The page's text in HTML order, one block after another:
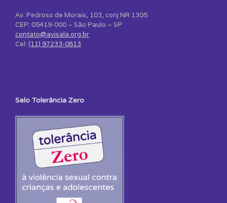
Av. Pedroso de Morais, 103, conj NR 1305
CEP: 05419-000 – São Paulo – SP
contato@avisala.org.br
Cel: (11) 97233-0813
Selo Tolerância Zero